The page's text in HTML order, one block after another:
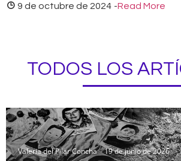
9 de octubre de 2024 -Read More
TODOS LOS
Valeria del Pilar Concha 19 de junio de 2026